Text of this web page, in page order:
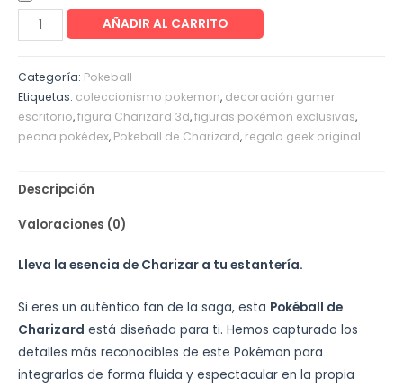
AÑADIR AL CARRITO
Categoría: Pokeball
Etiquetas: coleccionismo pokemon, decoración gamer
escritorio,figura Charizard 3d,figuras pokémon exclusivas,
peana pokédex, Pokeball de Charizard, regalo geek original
Descripción
Valoraciones (0)
Lleva la esencia de Charizar a tu estantería.
Si eres un auténtico fan de la saga, esta Pokéball de
Charizard está diseñada para ti. Hemos capturado los
detalles más reconocibles de este Pokémon para
integrarlos de forma fluida y espectacular en la propia